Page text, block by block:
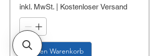
inkl. MwSt. Kostenloser Versand
In den Warenkorb